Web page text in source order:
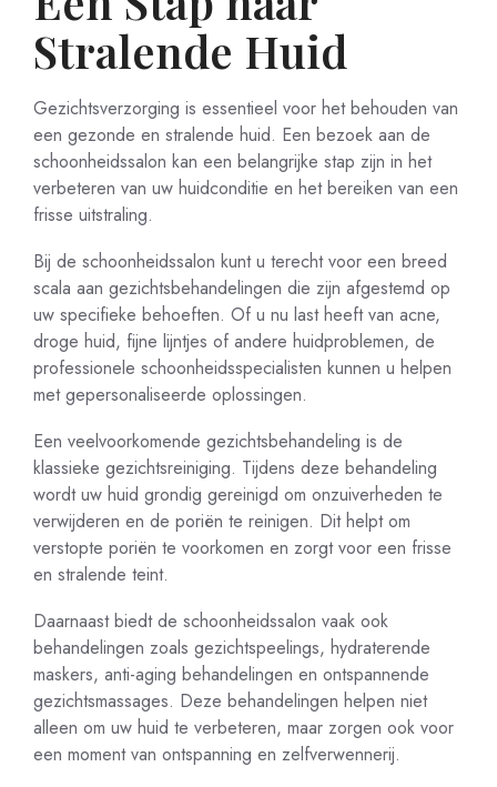
Stralende Huid
Gezichtsverzorging is essentieel voor het behouden van
een gezonde en stralende huid. Een bezoek aan de
schoonheidssalon kan een belangrijke stap zijn in het
verbeteren van uw huidconditie en het bereiken van een
frisse uitstraling.
Bij de schoonheidssalon kunt u terecht voor een breed
scala aan gezichtsbehandelingen die zijn afgestemd op
uw specifieke behoeften. Of u nu last heeft van acne,
droge huid, fijne lijntjes of andere huidproblemen, de
professionele schoonheidsspecialisten kunnen u helpen
met gepersonaliseerde oplossingen.
Een veelvoorkomende gezichtsbehandeling is de
klassieke gezichtsreiniging. Tijdens deze behandeling
wordt uw huid grondig gereinigd om onzuiverheden te
verwijderen en de poriën te reinigen. Dit helpt om
verstopte poriën te voorkomen en zorgt voor een frisse
en stralende teint.
Daarnaast biedt de schoonheidssalon vaak ook
behandelingen zoals gezichtspeelings, hydraterende
maskers, anti-aging behandelingen en ontspannende
gezichtsmassages. Deze behandelingen helpen niet
alleen om uw huid te verbeteren, maar zorgen ook voor
een moment van ontspanning en zelfverwennerij.